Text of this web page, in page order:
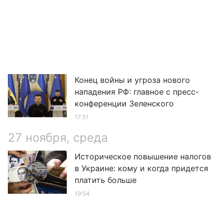
Конец войны и угроза нового
нападения РФ: главное с пресс-
конференции Зеленского
17:51
27 ноября, среда
Историческое повышение налогов
в Украине: кому и когда придется
платить больше
19:54